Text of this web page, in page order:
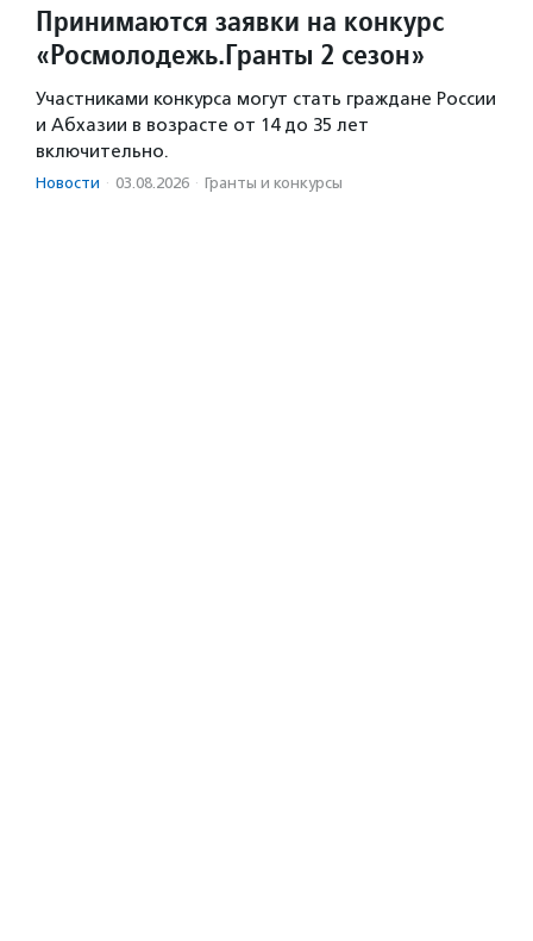
Принимаются заявки на конкурс
«Росмолодежь.Гранты 2 сезон»
Участниками конкурса могут стать граждане России
и Абхазии в возрасте от 14 до 35 лет
включительно.
Новости · 03.08.2026 · Гранты и конкурсы